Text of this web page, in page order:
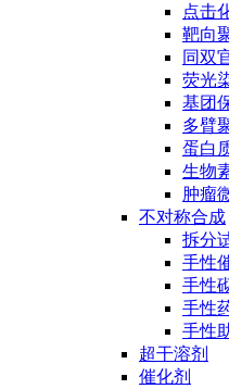
点击
靶向
同双
荧光
基团
多臂
蛋白
生物
肿瘤
不对称合成
拆分
手性
手性
手性
手性
超干溶剂
催化剂